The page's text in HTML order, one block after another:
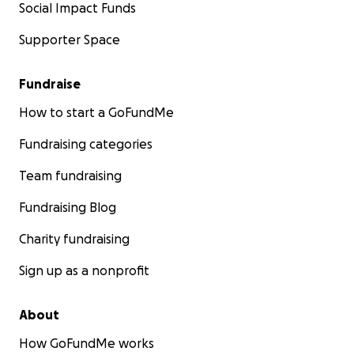
Social Impact Funds
Supporter Space
Fundraise
How to start a GoFundMe
Fundraising categories
Team fundraising
Fundraising Blog
Charity fundraising
Sign up as a nonprofit
About
How GoFundMe works